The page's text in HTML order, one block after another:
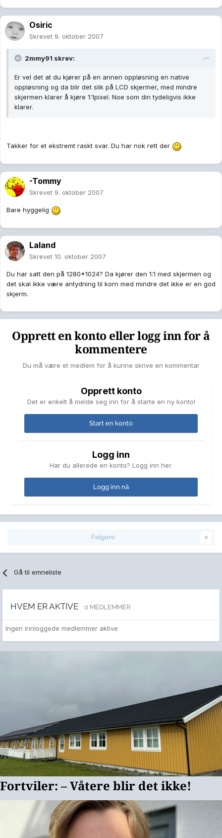
Osiric
Skrevet 9. oktober 2007
2mmy91 skrev:
Er vel det at du kjører på en annen oppløsning en native
oppløsning og da blir det slik på LCD skjermer, med mindre
skjermen klarer å kjøre 1:1pixel. Noe som din tydeligvis ikke
klarer.
Takker for et ekstremt raskt svar. Du har nok rett der
-Tommy
Skrevet 9. oktober 2007
Bare hyggelig
Laland
Skrevet 10. oktober 2007
Du har satt den på 1280*1024? Da kjører den 1:1 med skjermen og
det skal ikke være antydning til korn med mindre det ikke er en god
skjerm.
Opprett en konto eller logg inn for å
kommentere
Du må være et medlem for å kunne skrive en kommentar
Opprett konto
Det er enkelt å melde seg inn for å starte en ny konto!
Start en konto
Logg inn
Har du allerede en konto? Logg inn her.
Logg inn nå
Følgere 0
Gå til emneliste
HVEM ER AKTIVE 0 MEDLEMMER
Ingen innloggede medlemmer aktive